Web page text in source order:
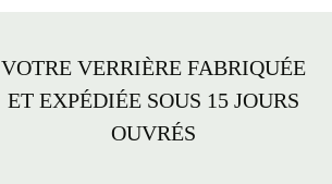
VOTRE VERRIÈRE FABRIQUÉE
ET EXPÉDIÉE SOUS 15 JOURS
OUVRÉS